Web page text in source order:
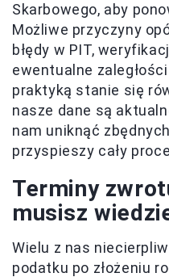
Skarbowego, aby
Możliwe przyczyny
błędy w PIT,
ewentualne
praktyką stanie się
nasze dane są
nam uniknąć
przyspieszy cały
Terminy
musisz
Wielu z nas
podatku po złożeniu